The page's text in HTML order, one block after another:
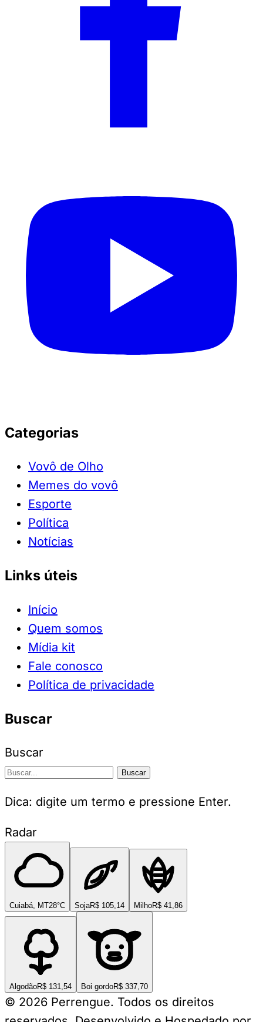
Categorias
Vovô de Olho
Memes do vovô
Esporte
Política
Notícias
Links úteis
Início
Quem somos
Mídia kit
Fale conosco
Política de privacidade
Buscar
Buscar
Buscar
Dica: digite um termo e pressione Enter.
Radar
Cuiabá, MT28°C SojaR$ 105,14 MilhoR$ 41,86
AlgodãoR$ 131,54 Boi gordoR$ 337,70
© 2026 Perrengue. Todos os direitos